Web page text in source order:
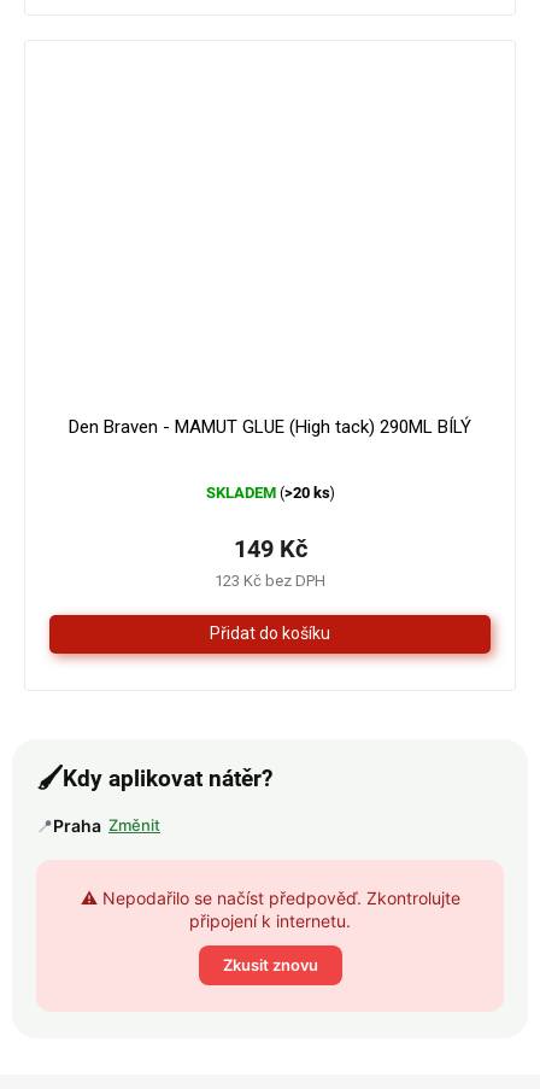
Den Braven - MAMUT GLUE (High tack) 290ML BÍLÝ
hodnocení
je
4,3
z
5
hvězdiček.
SKLADEM (>20 ks)
123 Kč bez DPH
149 Kč
🖌️Kdy aplikovat nátěr?
📍Praha Změnit
⚠️ Nepodařilo se načíst předpověď. Zkontrolujte
připojení k internetu.
Zkusit znovu